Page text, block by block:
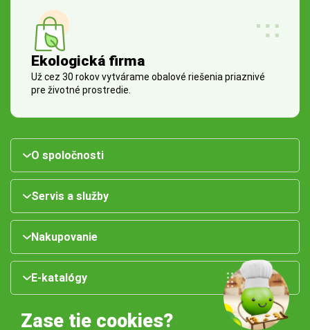
Ekologická firma
Už cez 30 rokov vytvárame obalové riešenia priaznivé
pre životné prostredie.
O spoločnosti
Servis a služby
Nakupovanie
E-katalógy
Zase tie cookies?